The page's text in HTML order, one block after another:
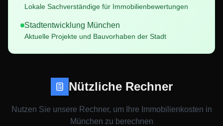
Lokale Sachverständige für Immobilienbewertungen
Stadtentwicklung München
Aktuelle Projekte und Bauvorhaben der Stadt
Nützliche Rechner
Nutzen Sie unsere Rechner, um Ihre Immobilienkosten in
München zu berechnen